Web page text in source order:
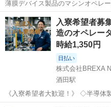
薄膜デバイス製品のマシンオペレ
★★日払い制度利用OK！マイカー通
工場のお仕事 ◇薄膜デバイス製品のマシ
薄膜デバイス製品のマシンオ...
山形 酒田市 酒田駅 その
入寮希望者募
造のオペレー
時給1,350円
日払い
株式会社BREXA
酒田駅
《入寮希望者大歓迎！》 ◇半導体
◇ ▼製造チーム ・フレキシブルテープ(巻き付けるタイプの断熱材)の